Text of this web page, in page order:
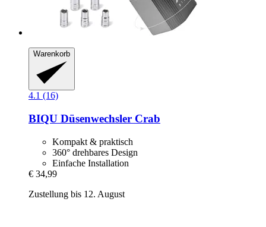
Warenkorb
4.1 (16)
BIQU Düsenwechsler Crab
Kompakt & praktisch
360° drehbares Design
Einfache Installation
€ 34,99
Zustellung bis 12. August